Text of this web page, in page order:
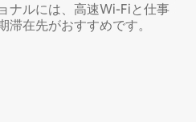
ナルには、高速Wi-Fiと仕事
在先がおすすめです。